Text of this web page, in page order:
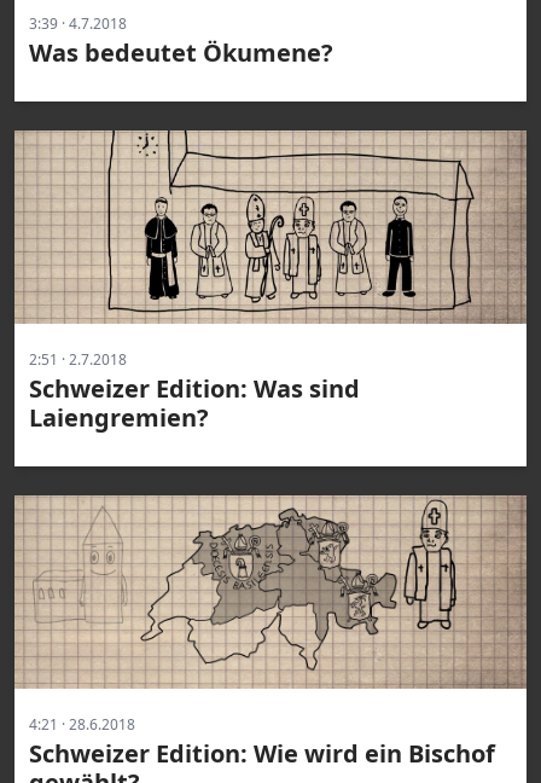
3:39 · 4.7.2018
Was bedeutet Ökumene?
2:51 · 2.7.2018
Schweizer Edition: Was sind
Laiengremien?
4:21 · 28.6.2018
Schweizer Edition: Wie wird ein Bischof